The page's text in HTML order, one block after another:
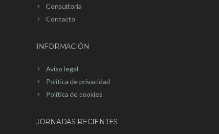
Consultoría
Contacto
INFORMACIÓN
Aviso legal
Política de privacidad
Política de cookies
JORNADAS RECIENTES